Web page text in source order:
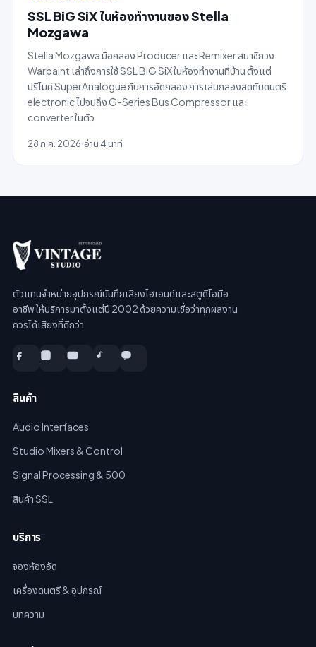
SSL BiG SiX ในห้องทำงานของ Stella
Mozgawa
Stella Mozgawa มือกลอง Producer และ Remixer สมาชิกวง
Warpaint เล่าถึงการใช้ SSL BiG SiX ในห้องทำงานที่บ้าน ตั้งแต่
ปรีไมค์ SuperAnalogue กับการอัดกลอง การเล่นกลองสดทับดนตรี
electronic ไปจนถึง G-Series Bus Compressor และ
converter ในตัว
28 ก.ค. 2026 อ่าน 4 นาที
ตัวแทนจำหน่ายอุปกรณ์บันทึกเสียงไฮเอนด์และสตูดิโอมือ
อาชีพ ให้บริการมาตั้งแต่ปี 2002 ด้วยความเชื่อว่าทุกผลงาน
ควรได้เสียงที่ดีกว่า
สินค้า
Audio Interfaces
Studio Mixers & Control
Signal Processing & 500
สินค้า SSL
บริการ
จองห้องอัด
เครื่องดนตรี & อุปกรณ์
บทความ